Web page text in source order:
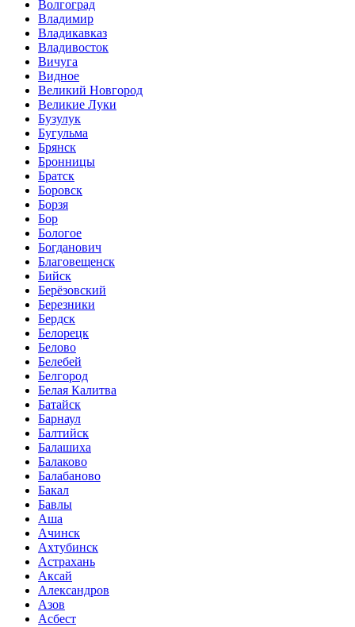
Волгоград
Владимир
Владикавказ
Владивосток
Вичуга
Видное
Великий Новгород
Великие Луки
Бузулук
Бугульма
Брянск
Бронницы
Братск
Боровск
Борзя
Бор
Бологое
Богданович
Благовещенск
Бийск
Берёзовский
Березники
Бердск
Белорецк
Белово
Белебей
Белгород
Белая Калитва
Батайск
Барнаул
Балтийск
Балашиха
Балаково
Балабаново
Бакал
Бавлы
Аша
Ачинск
Ахтубинск
Астрахань
Аксай
Александров
Азов
Асбест